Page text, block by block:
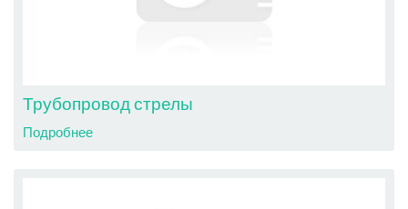
Трубопровод стрелы
Подробнее